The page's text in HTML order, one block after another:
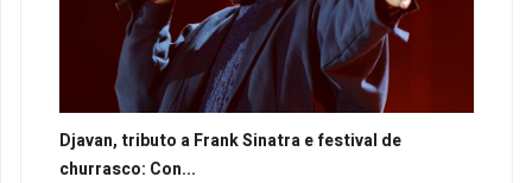
Djavan, tributo a Frank Sinatra e festival de
churrasco: Con...